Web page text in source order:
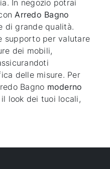
In negozio potrai
Arredo Bagno
di grande qualità.
supporto per valutare
dei mobili,
delle misure. Per
Bagno moderno
look dei tuoi locali,